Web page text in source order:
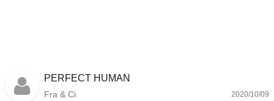
PERFECT HUMAN
Fra & Ci 2020/10/09